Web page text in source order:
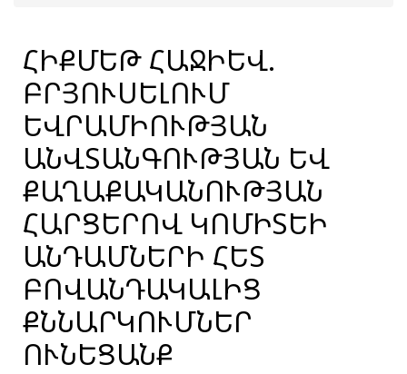
ՀԻՔՄԵԹ ՀԱՋԻԵՎ.
ԲՐՅՈՒՍԵԼՈՒՄ
ԵՎՐԱՄԻՈՒԹՅԱՆ
ԱՆՎՏԱՆԳՈՒԹՅԱՆ ԵՎ
ՔԱՂԱՔԱԿԱՆՈՒԹՅԱՆ
ՀԱՐՑԵՐՈՎ ԿՈՄԻՏԵԻ
ԱՆԴԱՄՆԵՐԻ ՀԵՏ
ԲՈՎԱՆԴԱԿԱԼԻՑ
ՔՆՆԱՐԿՈՒՄՆԵՐ
ՈՒՆԵՑԱՆՔ